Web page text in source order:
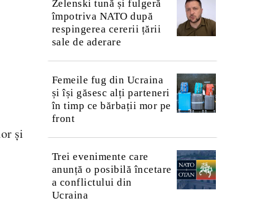
și
Zelenski tună și fulgeră
împotriva NATO după
respingerea cererii țării
sale de aderare
Femeile fug din Ucraina
și își găsesc alți parteneri
în timp ce bărbații mor pe
front
Trei evenimente care
anunță o posibilă încetare
a conflictului din
Ucraina